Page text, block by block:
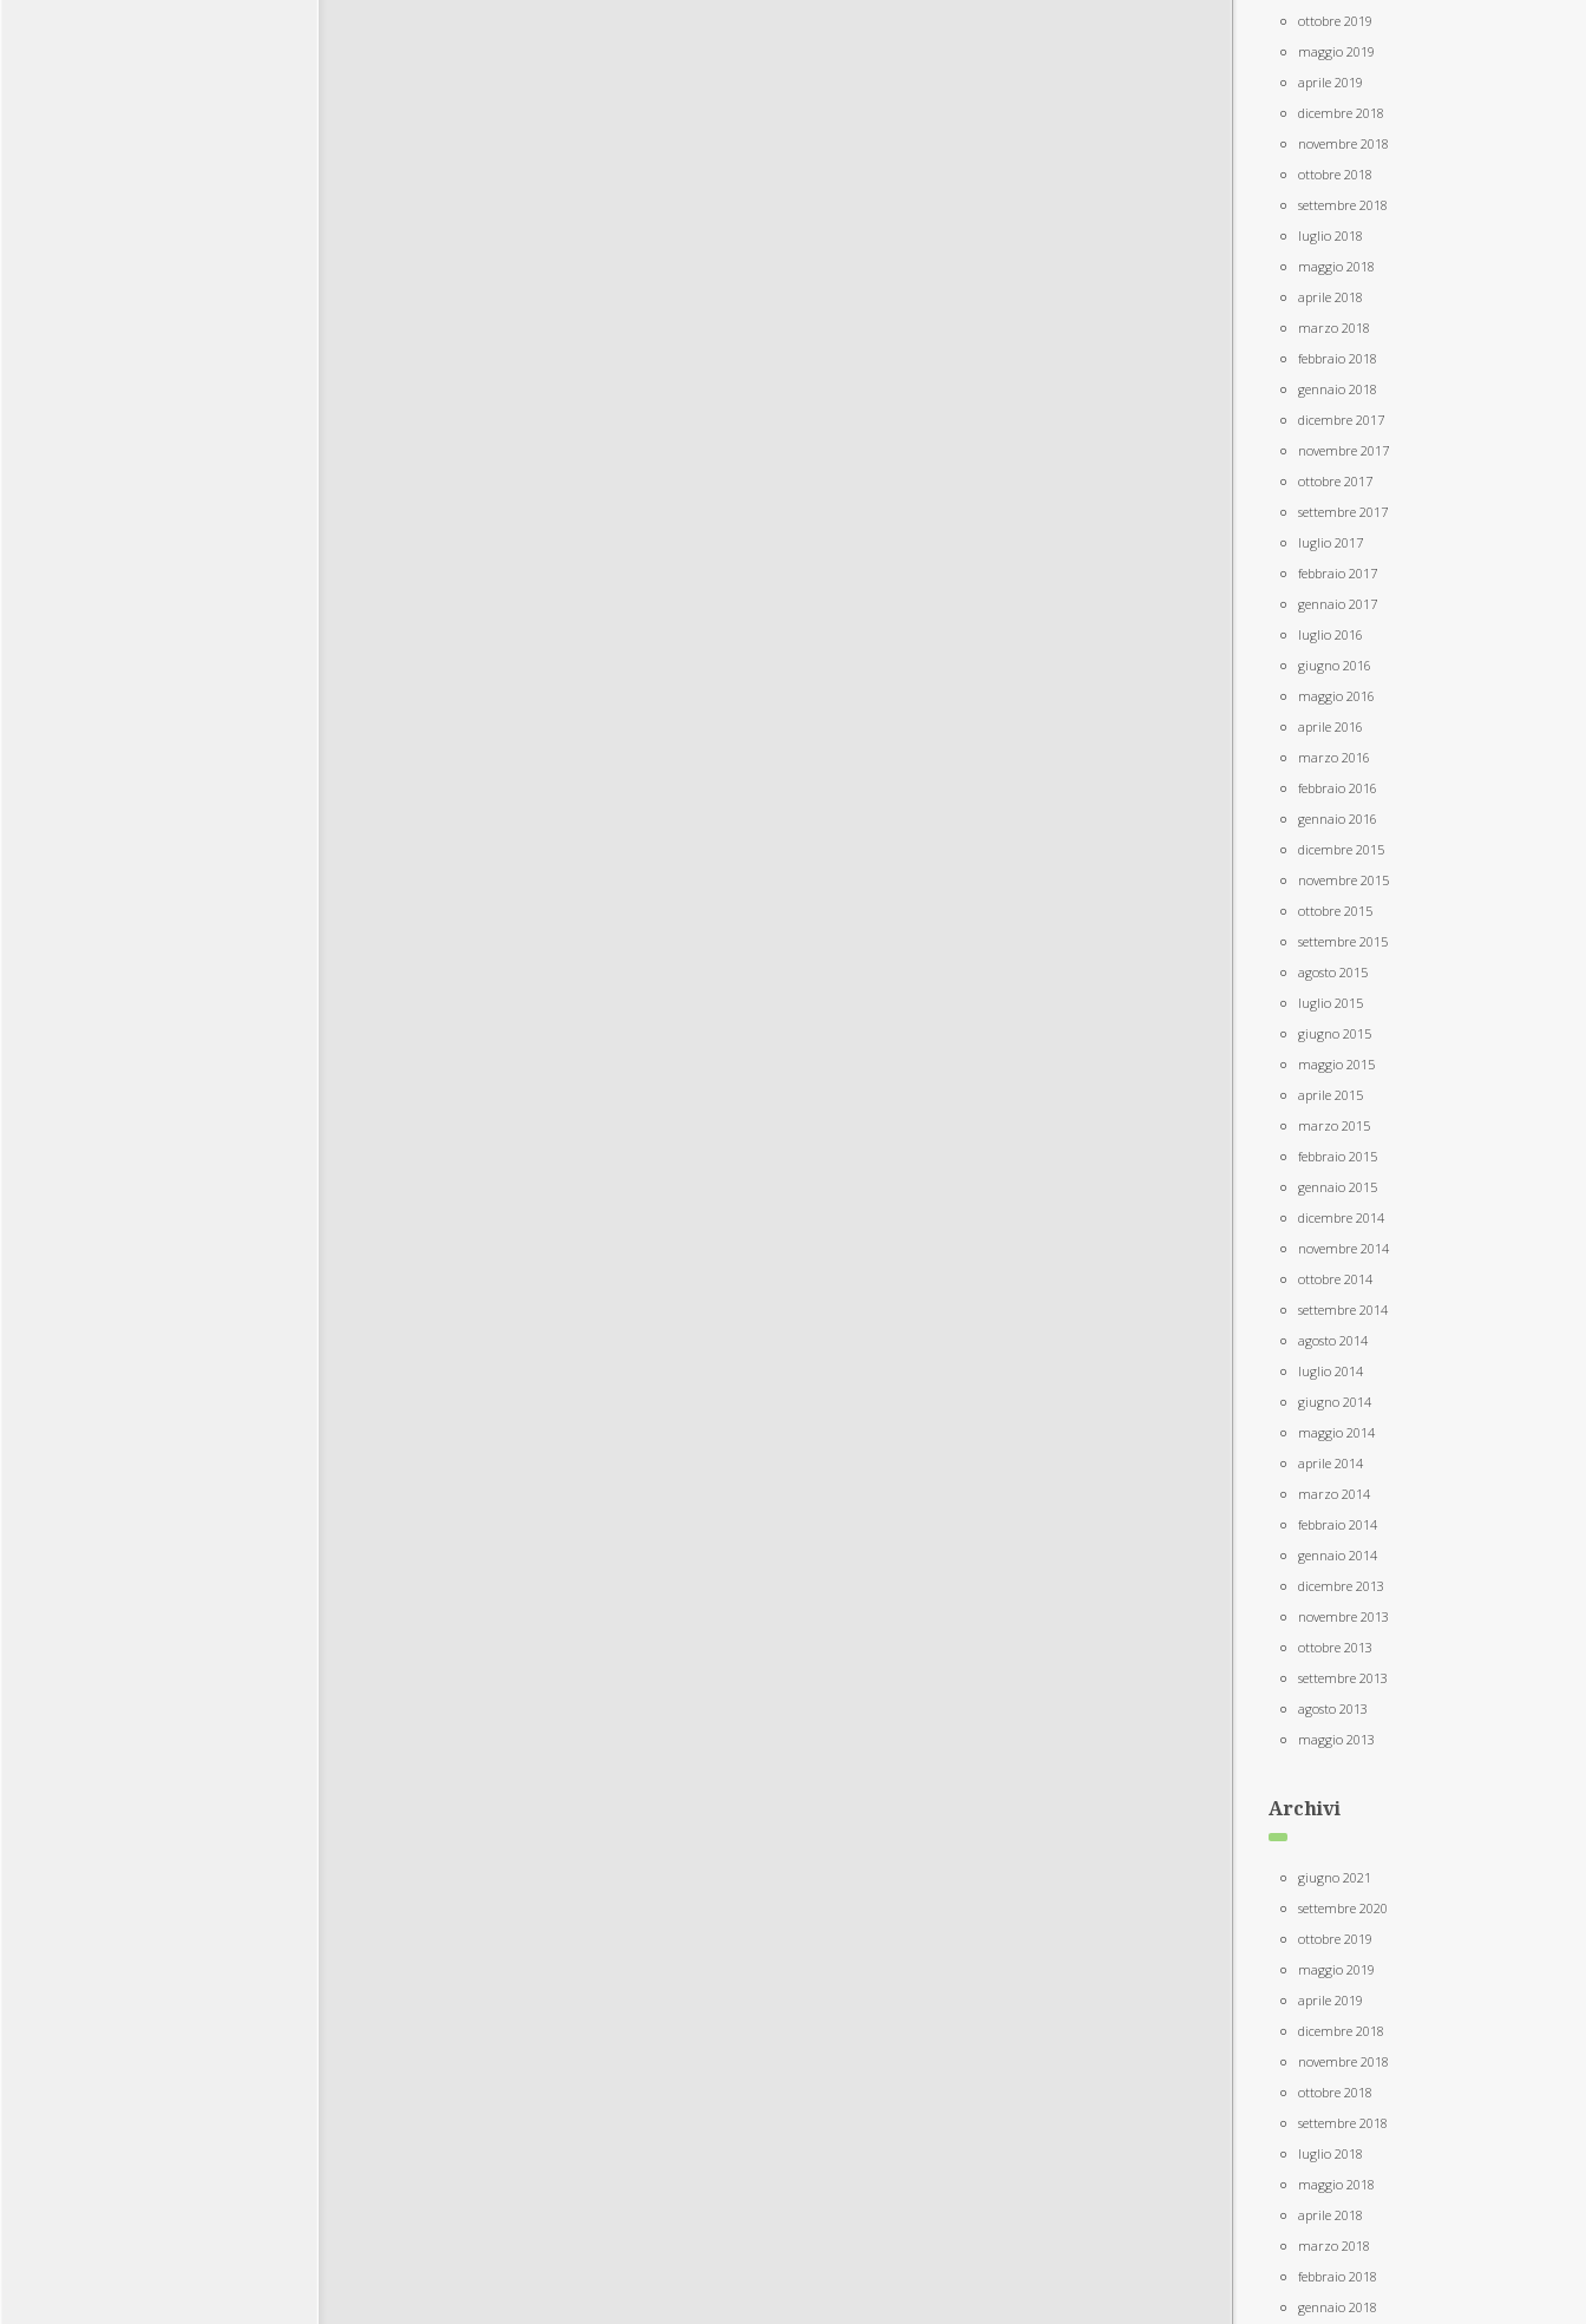
ottobre 2019
maggio 2019
aprile 2019
dicembre 2018
novembre 2018
ottobre 2018
settembre 2018
luglio 2018
maggio 2018
aprile 2018
marzo 2018
febbraio 2018
gennaio 2018
dicembre 2017
novembre 2017
ottobre 2017
settembre 2017
luglio 2017
febbraio 2017
gennaio 2017
luglio 2016
giugno 2016
maggio 2016
aprile 2016
marzo 2016
febbraio 2016
gennaio 2016
dicembre 2015
novembre 2015
ottobre 2015
settembre 2015
agosto 2015
luglio 2015
giugno 2015
maggio 2015
aprile 2015
marzo 2015
febbraio 2015
gennaio 2015
dicembre 2014
novembre 2014
ottobre 2014
settembre 2014
agosto 2014
luglio 2014
giugno 2014
maggio 2014
aprile 2014
marzo 2014
febbraio 2014
gennaio 2014
dicembre 2013
novembre 2013
ottobre 2013
settembre 2013
agosto 2013
maggio 2013
Archivi
giugno 2021
settembre 2020
ottobre 2019
maggio 2019
aprile 2019
dicembre 2018
novembre 2018
ottobre 2018
settembre 2018
luglio 2018
maggio 2018
aprile 2018
marzo 2018
febbraio 2018
gennaio 2018